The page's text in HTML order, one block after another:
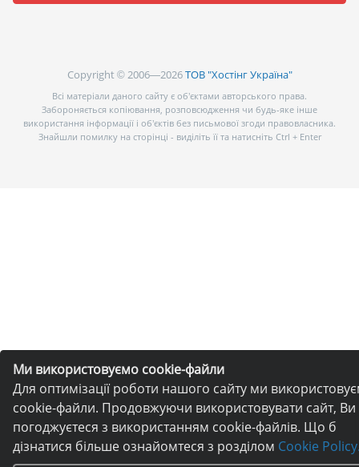
Ми використовуємо cookie-файли
Для оптимізації роботи нашого сайту ми
cookie-файли. Продовжуючи використовувати сайт, Ви
погоджуєтеся з використанням cookie-файлів. Що б
дізнатися більше ознайомтеся з розділом Cookie
Copyright © 2006—2026ТОВ "Хостінг Україна"
Всі матеріали даного сайту є об’єктами авторського права.
Забороняється копіювання, розповсюдження чи будь-яке інше
використання інформації і об’єктів без письмової згоди правовласника.
Знайшли помилку на сторінці - виділіть її та натисніть Ctrl + Enter